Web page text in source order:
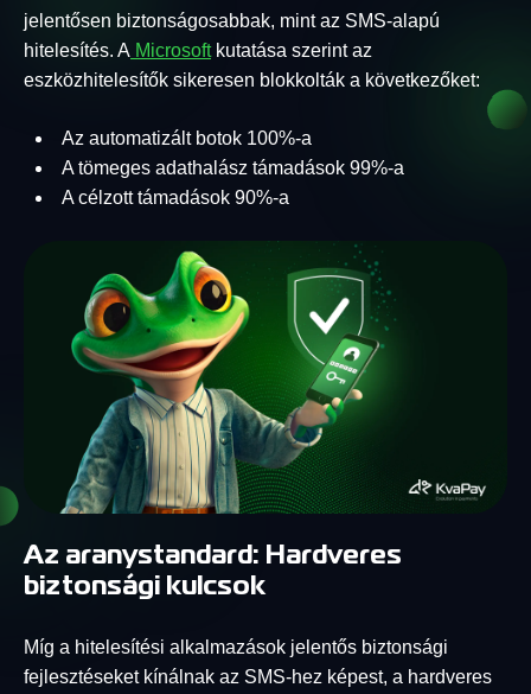
jelentősen biztonságosabbak, mint az SMS-alapú
hitelesítés. A Microsoftkutatása szerint az
eszközhitelesítők sikeresen blokkolták a következőket:
Az automatizált botok 100%-a
A tömeges adathalász támadások 99%-a
A célzott támadások 90%-a
Az aranystandard: Hardveres
biztonsági kulcsok
Míg a hitelesítési alkalmazások jelentős biztonsági
fejlesztéseket kínálnak az SMS-hez képest, a hardveres